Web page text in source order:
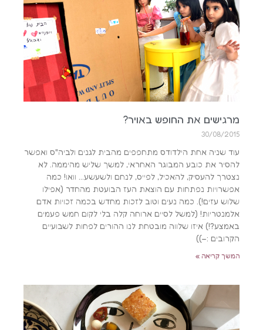
מרגישים את החופש באויר?
30/08/2015
עוד שניה אחת הילדודס מתחפפים מהבית לגנים ולביה"ס ואפשר
להסיר את כובע המבוגר האחראי, למשך שליש מהיממה. לא
נצטרך להעסיק, להאכיל, לפייס, לנחם ולשעשע… וואו! כמה
אפשרויות נפתחות עם הוצאת העז הבועטת מהחדר (אפילו
שלוש עזים!). כמה נעים וטוב לזכות מחדש בכמה זכויות אדם
אלמנטריות! (למשל לסיים ארוחה קלה בלי לקום חמש פעמים
באמצע?!) איזו שלווה מובטחת לנו ההורים לפחות לשבועיים
הקרובים :–))
המשך קריאה »